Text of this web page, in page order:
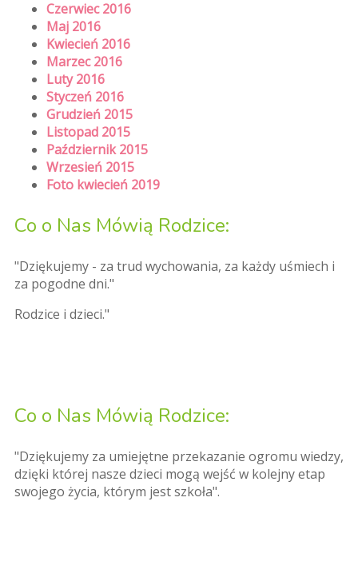
Czerwiec 2016
Maj 2016
Kwiecień 2016
Marzec 2016
Luty 2016
Styczeń 2016
Grudzień 2015
Listopad 2015
Październik 2015
Wrzesień 2015
Foto kwiecień 2019
Co o Nas Mówią Rodzice:
"Dziękujemy - za trud wychowania, za każdy uśmiech i
za pogodne dni."
Rodzice i dzieci."
Co o Nas Mówią Rodzice:
"Dziękujemy za umiejętne przekazanie ogromu wiedzy,
dzięki której nasze dzieci mogą wejść w kolejny etap
swojego życia, którym jest szkoła".